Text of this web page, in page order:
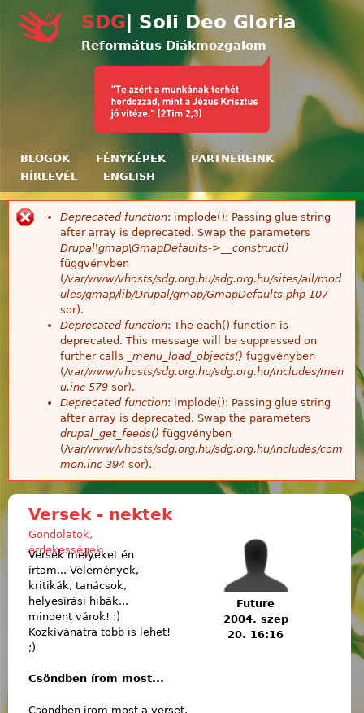
SDG | Soli Deo Gloria
Református Diákmozgalom
BLOGOK FÉNYKÉPEK
PARTNEREINK
HÍRLEVÉL
ENGLISH
Hibaüzenet
Deprecated function: implode(): Passing glue string
after array is deprecated. Swap the parameters
Drupal\gmap\GmapDefaults->__construct()
függvényben
(/var/www/vhosts/sdg.org.hu/sdg.org.hu/sites/all/mod
ules/gmap/lib/Drupal/gmap/GmapDefaults.php 107
sor).
Deprecated function: The each() function is
deprecated. This message will be suppressed on
further calls
_menu_load_objects() függvényben
(/var/www/vhosts/sdg.org.hu/sdg.org.hu/includes/men
u.inc 579 sor).
Deprecated function: implode(): Passing glue string
after array is deprecated. Swap the parameters
drupal_get_feeds() függvényben
(/var/www/vhosts/sdg.org.hu/sdg.org.hu/includes/com
mon.inc 394 sor).
Versek - nektek
Future
2004. szep
20. 16:16
Gondolatok,
érdekességek
Versek melyeket én
írtam... Vélemények,
kritikák, tanácsok,
helyesírási hibák...
mindent várok! :)
Közkívánatra több is lehet!
;)
Csöndben írom most...
Csöndben írom most a verset,